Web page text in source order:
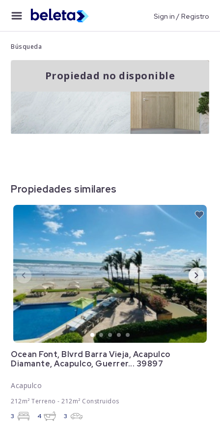
Sign in / Registro
Búsqueda
Propiedad no disponible
Propiedades similares
Ocean Font, Blvrd Barra Vieja, Acapulco
Diamante, Acapulco, Guerrer... 39897
Acapulco
212m² Terreno - 212m² Construidos
3 4 3